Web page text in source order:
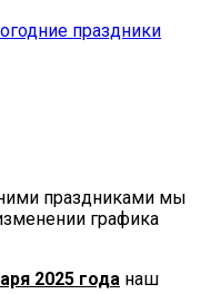
праздники
праздниками мы
графика
2025 года наш